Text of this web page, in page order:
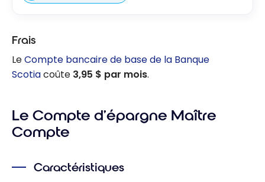
Frais
LeCompte bancaire de base de la Banque
Scotiacoûte 3,95 $ par mois.
Le Compte d’épargne Maître
Compte
Caractéristiques